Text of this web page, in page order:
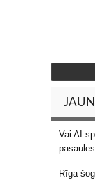
Vai AI
Rīga